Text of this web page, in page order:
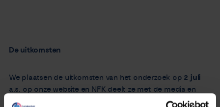
De uitkomsten
We plaatsen de uitkomsten van het onderzoek op 2 juli
a.s. op onze website en NFK deelt ze met de media en
politiek. Daarnaast brengen we ook zorgverleners en